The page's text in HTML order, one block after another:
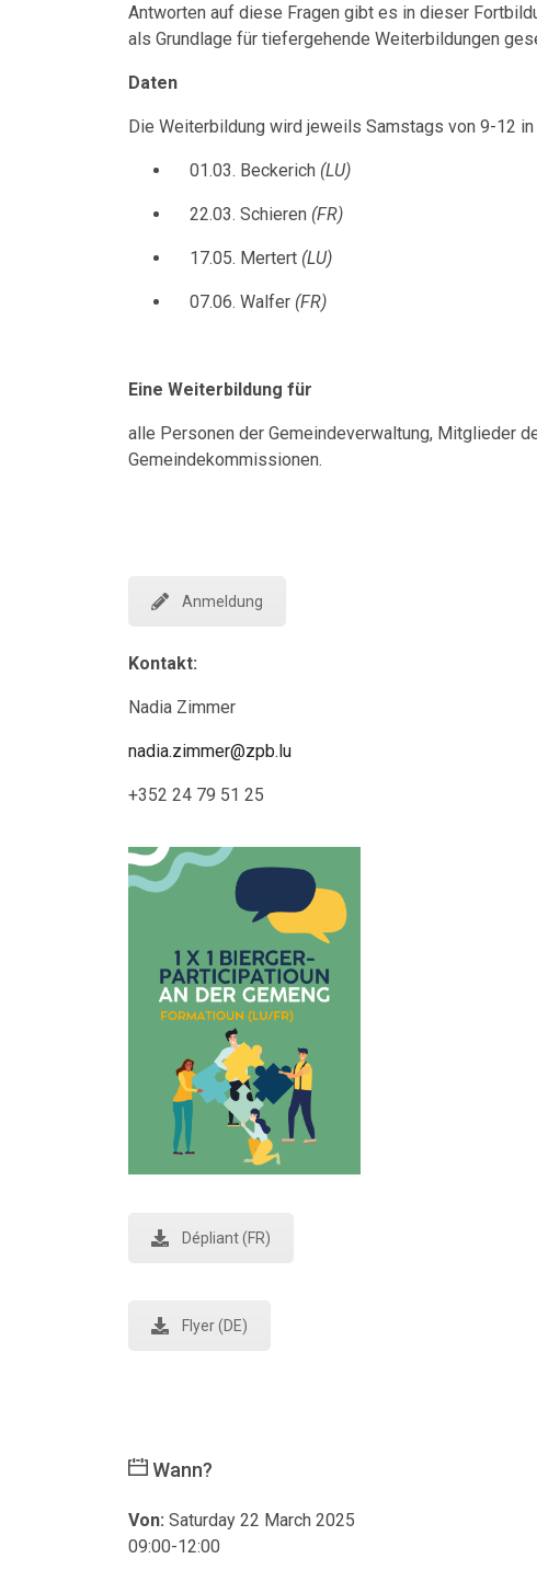
Antworten auf diese Fragen gibt es in dieser
als Grundlage für tiefergehende Weiterbildungen
Daten
Die Weiterbildung wird jeweils Samstags von 9-12
01.03. Beckerich (LU)
22.03. Schieren (FR)
17.05. Mertert (LU)
07.06. Walfer (FR)
Eine Weiterbildung für
alle Personen der Gemeindeverwaltung, Mitglieder
Gemeindekommissionen.
Anmeldung
Kontakt:
Nadia Zimmer
nadia.zimmer@zpb.lu
+352 24 79 51 25
Dépliant (FR)
Flyer (DE)
Wann?
Von: Saturday 22 March 2025
09:00-12:00